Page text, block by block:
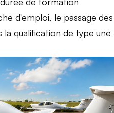
d'emploi, le passage des
qualification de type une